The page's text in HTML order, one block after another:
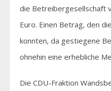
die Betreibergesellschaft
Euro. Einen Betrag, den
konnten, da gestiegene
ohnehin eine erhebliche
Die CDU-Fraktion